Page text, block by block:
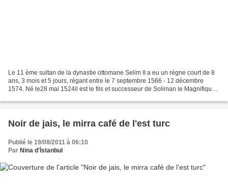
Le 11 ème sultan de la dynastie ottomane Selim II a eu un règne court de 8
ans, 3 mois et 5 jours, régant entre le 7 septembre 1566 - 12 décembre
1574. Né le28 mai 1524il est le fils et successeur de Soliman le Magnifique
Noir de jais, le mirra café de l'est turc
Publié le 19/08/2011 à 06:10
Par Nina d'İstanbul